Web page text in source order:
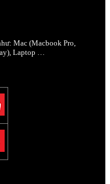
Mac (Macbook Pro,
Laptop …